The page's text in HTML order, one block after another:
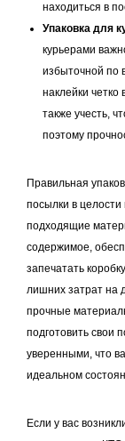
находиться в
Упаковка для
курьерами
избыточной по
наклейки
также учесть,
поэтому
Правильная
посылки в
подходящие
содержимое,
запечатать
лишних затрат на
прочные
подготовить свои
уверенными, что
идеальном
Если у вас